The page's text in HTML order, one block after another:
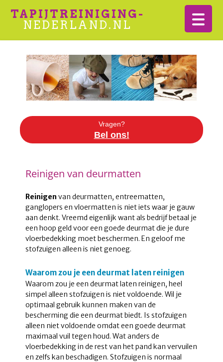
TAPIJTREINIGING-
NEDERLAND.NL
Vragen?
Bel ons!
Reinigen van deurmatten
Reinigenvan deurmatten, entreematten,
ganglopers en vloermatten is niet iets waar je gauw
aan denkt. Vreemd eigenlijk want als bedrijf betaal je
een hoop geld voor een goede deurmat die je dure
vloerbedekking moet beschermen. En geloof me
stofzuigen alleen is niet genoeg.
Waarom zou je een deurmat laten reinigen
Waarom zou je een deurmat laten reinigen, heel
simpel alleen stofzuigen is niet voldoende. Wil je
optimaal gebruik kunnen maken van de
bescherming die een deurmat biedt. Is stofzuigen
alleen niet voldoende omdat een goede deurmat
maximaal vuil tegen houd. Wat anders de
vloerbedekking in de rest van het pand kan vervuilen
en zelfs kan beschadigen. Stofzuigen is normaal